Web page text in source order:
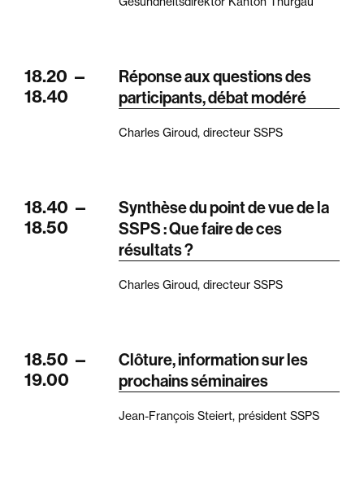
18.20 —
18.40
Réponse aux questions des
participants, débat modéré
Charles Giroud, directeur SSPS
18.40 —
18.50
Synthèse du point de vue de la
SSPS : Que faire de ces
résultats ?
Charles Giroud, directeur SSPS
18.50 —
19.00
Clôture, information sur les
prochains séminaires
Jean-François Steiert, président SSPS